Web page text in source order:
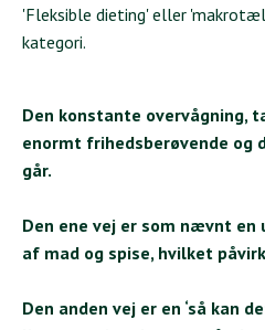
'Fleksible dieting' eller
kategori.
Den konstante overvågning,
enormt frihedsberøvende og
går.
Den ene vej er som nævnt
af mad og spise, hvilket
Den anden vej er en ‘så kan